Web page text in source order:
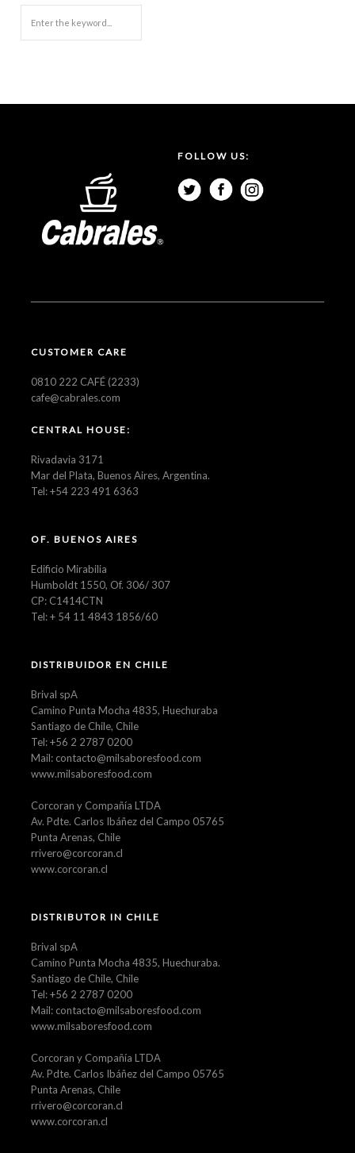
FOLLOW US:
CUSTOMER CARE
0810 222 CAFÉ (2233)
cafe@cabrales.com
CENTRAL HOUSE:
Rivadavia 3171
Mar del Plata, Buenos Aires, Argentina.
Tel: +54 223 491 6363
OF. BUENOS AIRES
Edificio Mirabilia
Humboldt 1550, Of. 306/ 307
CP: C1414CTN
Tel: + 54 11 4843 1856/60
DISTRIBUIDOR EN CHILE
Brival spA
Camino Punta Mocha 4835, Huechuraba
Santiago de Chile, Chile
Tel: +56 2 2787 0200
Mail: contacto@milsaboresfood.com
www.milsaboresfood.com
Corcoran y Compañía LTDA
Av. Pdte. Carlos Ibáñez del Campo 05765
Punta Arenas, Chile
rrivero@corcoran.cl
www.corcoran.cl
DISTRIBUTOR IN CHILE
Brival spA
Camino Punta Mocha 4835, Huechuraba.
Santiago de Chile, Chile
Tel: +56 2 2787 0200
Mail: contacto@milsaboresfood.com
www.milsaboresfood.com
Corcoran y Compañía LTDA
Av. Pdte. Carlos Ibáñez del Campo 05765
Punta Arenas, Chile
rrivero@corcoran.cl
www.corcoran.cl